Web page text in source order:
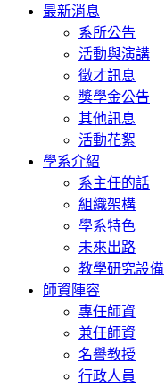
Toggle
navigation
最新消息
系所公告
活動與演講
徵才訊息
獎學金公告
其他訊息
活動花絮
學系介紹
系主任的話
組織架構
學系特色
未來出路
教學研究設備
師資陣容
專任師資
兼任師資
名譽教授
行政人員